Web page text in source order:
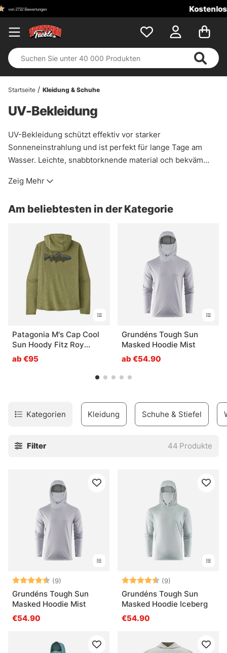
Kostenloser Versand ab 100 €!
Startseite Kleidung & Schuhe
UV-Bekleidung
UV-Bekleidung schützt effektiv vor starker
Sonneneinstrahlung und ist perfekt für lange Tage am
Wasser. Leichte, snabbtorknende material och bekväm
och aktiva dagar utomhus.
Zeig Mehr
Am beliebtesten in der Kategorie
Patagonia M's Cap Cool
Sun Hoody Fitz Roy
Trout CGBX - M
ab €95
Grundéns Tough Sun
Masked Hoodie Mist
ab €54.90
Kategorien Kleidung Schuhe & Stiefel
Filter 44 Produkte
Bewertung:(9)
4.6 von 5 Sternen
Grundéns Tough Sun
Masked Hoodie Mist
€54.90
Bewertung:(9)
Grundéns Tough Sun
Masked Hoodie Iceberg
€54.90